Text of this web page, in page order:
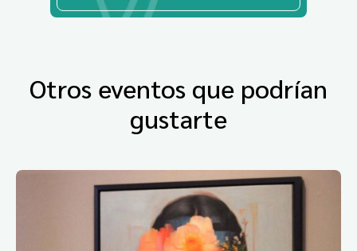
Otros eventos que podrían
gustarte